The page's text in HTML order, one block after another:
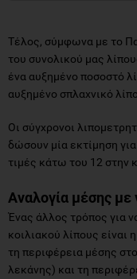
Τέλος, σύμφωνα με το
του συνολικού μας
ένα αυξημένο ποσοστό
αυξημένο σπλαχνικό
Οι σύγχρονοι
δώσουν μία εκτίμηση
τιμές κάτω του 12 στην
Αναλογία μέσης με
Ένας άλλος τρόπος για
κοιλιακού λίπους
τη περιφέρεια μέσης
λεκάνης) και τη